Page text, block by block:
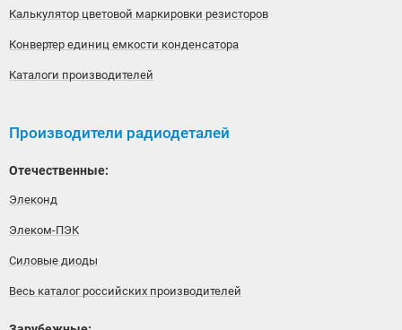
Калькулятор цветовой маркировки резисторов
Конвертер единиц емкости конденсатора
Каталоги производителей
Производители радиодеталей
Отечественные:
Элеконд
Элеком-ПЭК
Силовые диоды
Весь каталог российских производителей